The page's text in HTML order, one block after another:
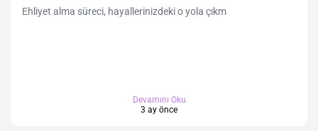
Ehliyet alma süreci, hayallerinizdeki o yola çıkm
Devamını Oku
3 ay önce